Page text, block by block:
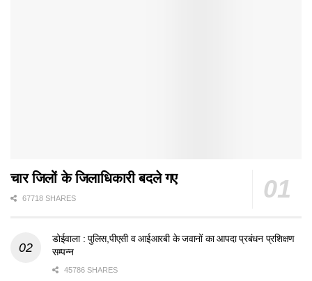
चार जिलों के जिलाधिकारी बदले गए
67718 SHARES
डोईवाला : पुलिस,पीएसी व आईआरबी के जवानों का आपदा प्रबंधन प्रशिक्षण
सम्पन्न
45786 SHARES